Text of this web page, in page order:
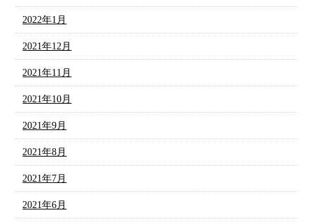
2022年1月
2021年12月
2021年11月
2021年10月
2021年9月
2021年8月
2021年7月
2021年6月